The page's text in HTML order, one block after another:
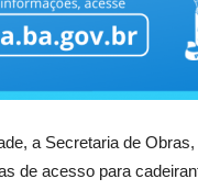
a Secretaria de
de acesso para